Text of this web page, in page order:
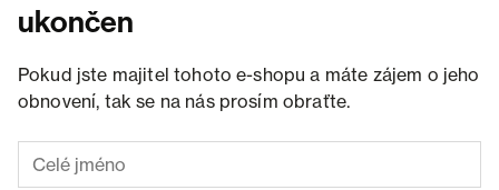
ukončen
Pokud jste majitel tohoto e-shopu a máte zájem o jeho
obnovení, tak se na nás prosím obraťte.